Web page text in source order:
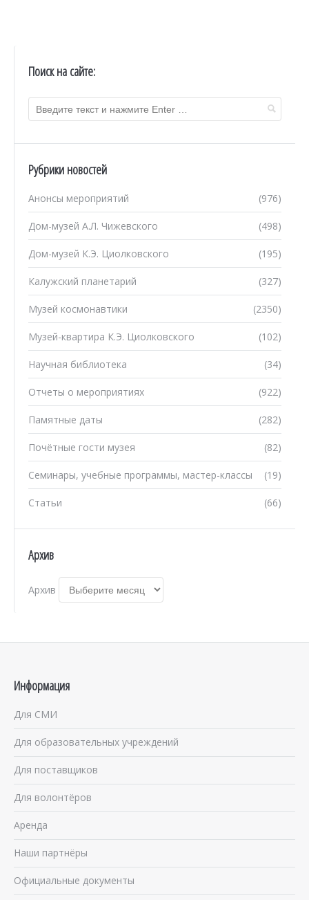
Поиск на сайте:
Рубрики новостей
(976)
Анонсы мероприятий
(498)
Дом-музей А.Л. Чижевского
(195)
Дом-музей К.Э. Циолковского
(327)
Калужский планетарий
(2350)
Музей космонавтики
(102)
Музей-квартира К.Э. Циолковского
(34)
Научная библиотека
(922)
Отчеты о мероприятиях
(282)
Памятные даты
(82)
Почётные гости музея
(19)
Семинары, учебные программы, мастер-классы
(66)
Статьи
Архив
Архив
Информация
Для СМИ
Для образовательных учреждений
Для поставщиков
Для волонтёров
Аренда
Наши партнёры
Официальные документы